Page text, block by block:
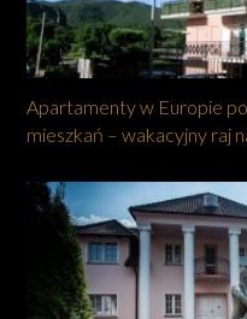
Apartamenty w Europie
mieszkań – wakacyjny raj